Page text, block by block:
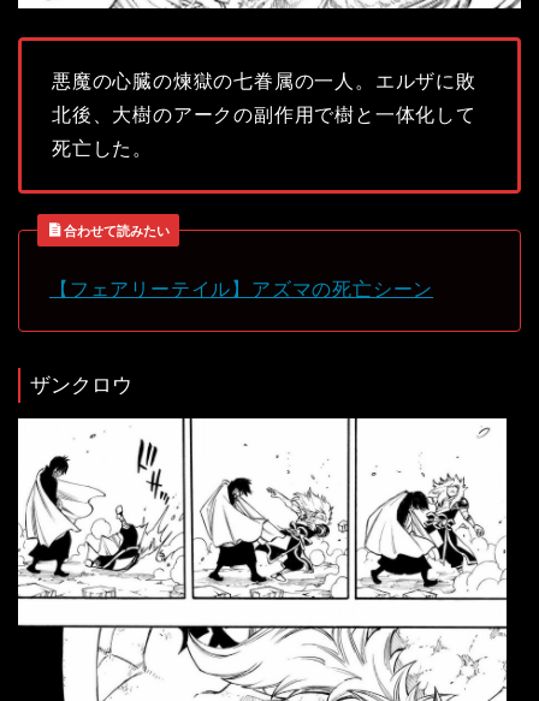
悪魔の心臓の煉獄の七眷属の一人。エルザに敗
北後、大樹のアークの副作用で樹と一体化して
死亡した。
合わせて読みたい
【フェアリーテイル】アズマの死亡シーン
ザンクロウ